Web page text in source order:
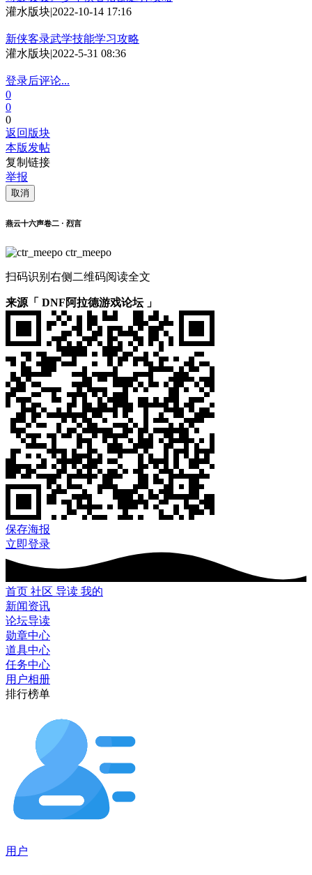
灌水版块|2022-10-14 17:16
新侠客录武学技能学习攻略
灌水版块|2022-5-31 08:36
登录后评论...
0
0
0
返回版块
本版发帖
复制链接
举报
取消
燕云十六声卷二 · 烈言
ctr_meepo
扫码识别右侧二维码阅读全文
来源「 DNF阿拉德游戏论坛 」
保存海报
立即登录
首页 社区 导读 我的
新闻资讯
论坛导读
勋章中心
道具中心
任务中心
用户相册
排行榜单
用户